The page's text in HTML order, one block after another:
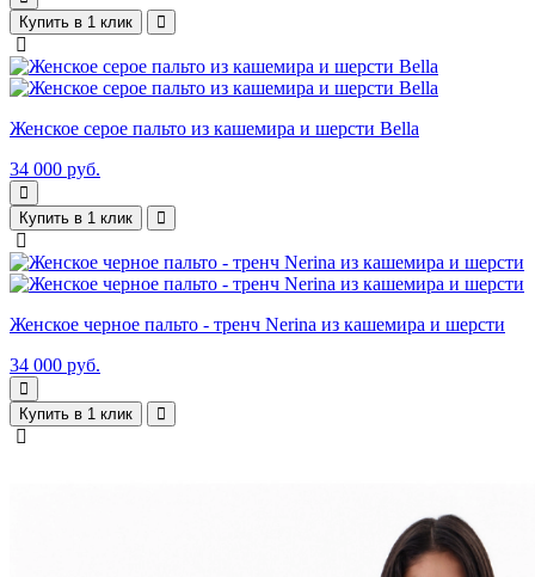
Купить в 1 клик
Женское серое пальто из кашемира и шерсти Bella
34 000 руб.
Купить в 1 клик
Женское черное пальто - тренч Nerina из кашемира и шерсти
34 000 руб.
Купить в 1 клик